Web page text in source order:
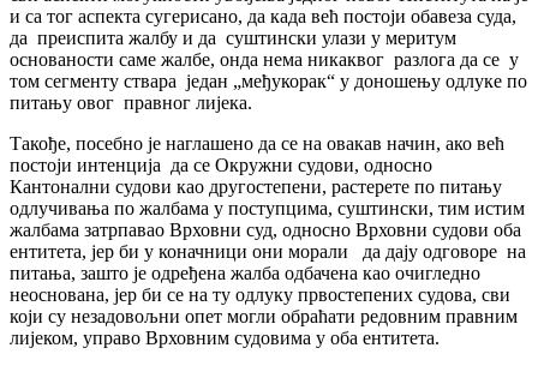
и са тог аспекта сугерисано, да када већ постоји обавеза суда,
да преиспита жалбу и да суштински улази у меритум
основаности саме жалбе, онда нема никаквог разлога да се у
том сегменту ствара један „међукорак“ у доношењу одлуке по
питању овог правног лијека.
Такође, посебно је наглашено да се на овакав начин, ако већ
постоји интенција да се Окружни судови, односно
Кантонални судови као другостепени, растерете по питању
одлучивања по жалбама у поступцима, суштински, тим истим
жалбама затрпавао Врховни суд, односно Врховни судови оба
ентитета, јер би у коначници они морали да дају одговоре на
питања, зашто је одређена жалба одбачена као очигледно
неоснована, јер би се на ту одлуку првостепених судова, сви
који су незадовољни опет могли обраћати редовним правним
лијеком, управо Врховним судовима у оба ентитета.